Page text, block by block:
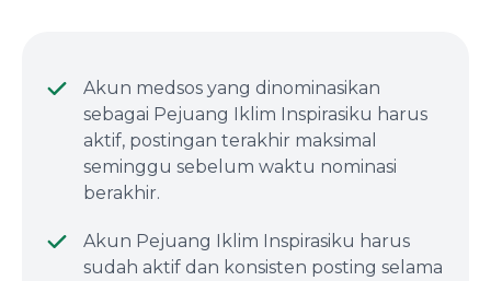
Akun medsos yang dinominasikan
sebagai Pejuang Iklim Inspirasiku harus
aktif, postingan terakhir maksimal
seminggu sebelum waktu nominasi
berakhir.
Akun Pejuang Iklim Inspirasiku harus
sudah aktif dan konsisten posting selama